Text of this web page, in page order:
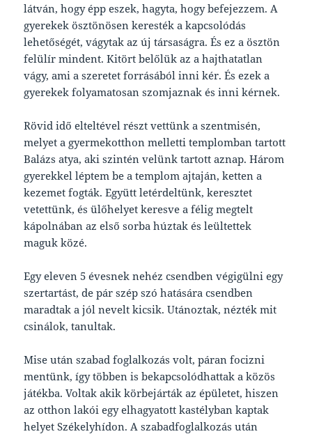
látván, hogy épp eszek, hagyta, hogy befejezzem. A
gyerekek ösztönösen keresték a kapcsolódás
lehetőségét, vágytak az új társaságra. És ez a ösztön
felülír mindent. Kitört belőlük az a hajthatatlan
vágy, ami a szeretet forrásából inni kér. És ezek a
gyerekek folyamatosan szomjaznak és inni kérnek.
Rövid idő elteltével részt vettünk a szentmisén,
melyet a gyermekotthon melletti templomban tartott
Balázs atya, aki szintén velünk tartott aznap. Három
gyerekkel léptem be a templom ajtaján, ketten a
kezemet fogták. Együtt letérdeltünk, keresztet
vetettünk, és ülőhelyet keresve a félig megtelt
kápolnában az első sorba húztak és leültettek
maguk közé.
Egy eleven 5 évesnek nehéz csendben végigülni egy
szertartást, de pár szép szó hatására csendben
maradtak a jól nevelt kicsik. Utánoztak, nézték mit
csinálok, tanultak.
Mise után szabad foglalkozás volt, páran focizni
mentünk, így többen is bekapcsolódhattak a közös
játékba. Voltak akik körbejárták az épületet, hiszen
az otthon lakói egy elhagyatott kastélyban kaptak
helyet Székelyhídon. A szabadfoglalkozás után